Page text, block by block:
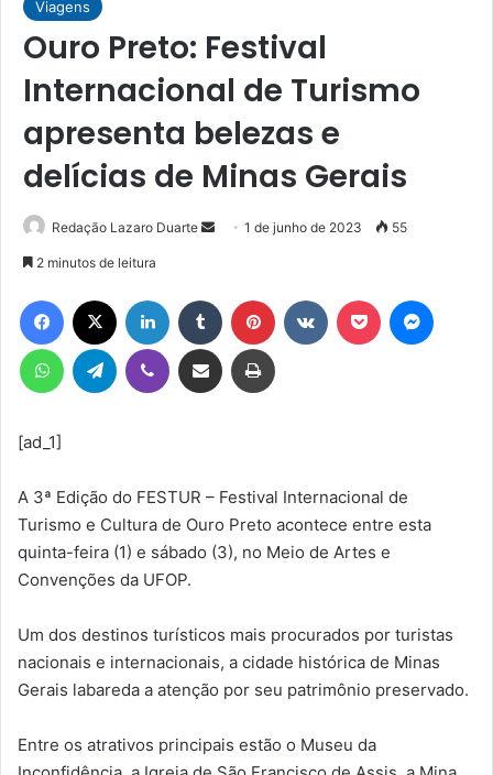
Viagens
Ouro Preto: Festival
Internacional de Turismo
apresenta belezas e
delícias de Minas Gerais
Redação Lazaro Duarte
Mande
mail
1 de junho de 2023 55
2 minutos de leitura
Facebook Linkedin Tumblr Pinterest Pocket
WhatsAppTelegram Viber Compartilhar via e-mail Imprimir
[ad_1]
A 3ª Edição do FESTUR – Festival Internacional de
Turismo e Cultura de Ouro Preto acontece entre esta
quinta-feira (1) e sábado (3), no Meio de Artes e
Convenções da UFOP.
Um dos destinos turísticos mais procurados por turistas
nacionais e internacionais, a cidade histórica de Minas
Gerais labareda a atenção por seu patrimônio preservado.
Entre os atrativos principais estão o Museu da